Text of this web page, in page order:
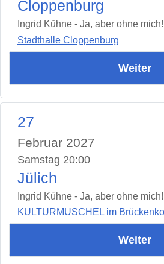
Cloppenburg
Ingrid Kühne - Ja, aber ohne mich!
Stadthalle Cloppenburg
Weiter
27
Februar 2027
Samstag 20:00
Jülich
Ingrid Kühne - Ja, aber ohne mich!
KULTURMUSCHEL im
Weiter